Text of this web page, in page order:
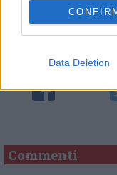
Data Deletion
Commenti